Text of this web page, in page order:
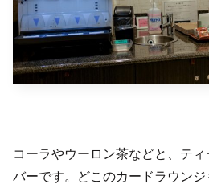
コーラやウーロン茶などと、テ
バーです。どこのカードラウン